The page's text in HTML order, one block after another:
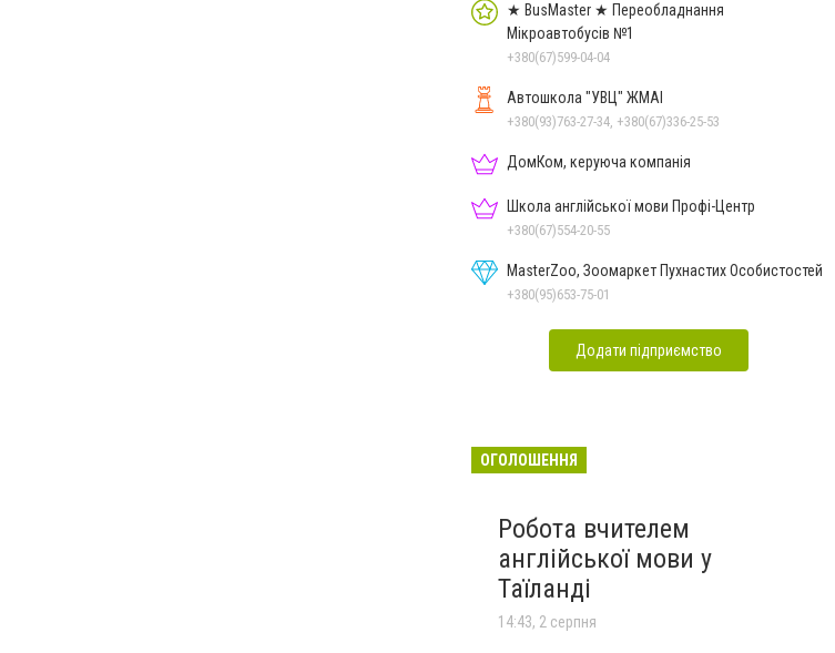
★ BusMaster ★ Переобладнання
Мікроавтобусів №1
+380(67)599-04-04
Автошкола "УВЦ" ЖМАІ
+380(93)763-27-34, +380(67)336-25-53
ДомКом, керуюча компанія
Школа англійської мови Профі-Центр
+380(67)554-20-55
MasterZoo, Зоомаркет Пухнастих Особистостей
+380(95)653-75-01
Додати підприємство
ОГОЛОШЕННЯ
Робота вчителем
англійської мови у
Таїланді
14:43, 2 серпня